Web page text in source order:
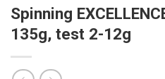
Spinning
135g, test 2-12g